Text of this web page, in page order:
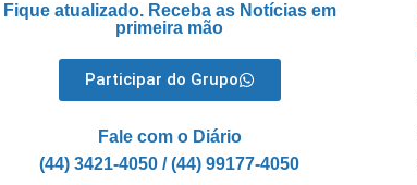
Fique atualizado. Receba as Notícias em
primeira mão
Participar do Grupo
Fale com o Diário
(44) 3421-4050 / (44) 99177-4050